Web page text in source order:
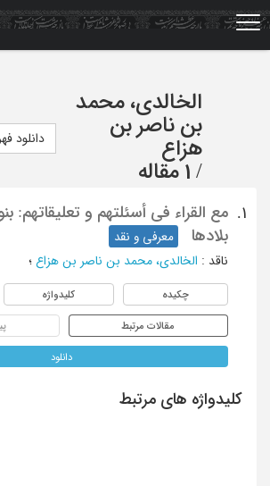
Skip
to
الخالدی، محمد
بن ناصر بن
هزاع
/ 1 مقاله
دانلود
1.
مع القراء فی أسئلتهم و تعلیقاتهم:
بلادها
معرفی و نقد
ناقد : الخالدی، محمد بن ناصر بن هزاع ؛
چکیده کلیدواژه
مقالات مرتبط
دانلود
کلیدواژه های مرتبط